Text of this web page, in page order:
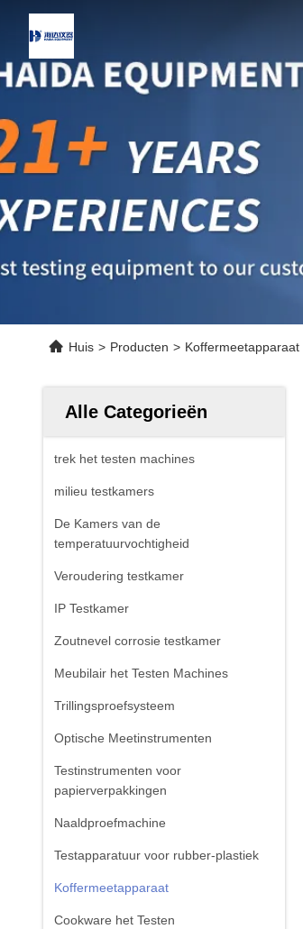
Huis > Producten > Koffermeetapparaat
Alle Categorieën
trek het testen machines
milieu testkamers
De Kamers van de
temperatuurvochtigheid
Veroudering testkamer
IP Testkamer
Zoutnevel corrosie testkamer
Meubilair het Testen Machines
Trillingsproefsysteem
Optische Meetinstrumenten
Testinstrumenten voor
papierverpakkingen
Naaldproefmachine
Testapparatuur voor rubber-plastiek
Koffermeetapparaat
Cookware het Testen